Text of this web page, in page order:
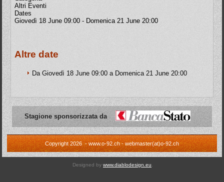
Altri Eventi
Dates
Giovedì 18 June 09:00 - Domenica 21 June 20:00
Altre date
Da Giovedì 18 June 09:00 a Domenica 21 June 20:00
Stagione sponsorizzata da
Copyright 2026 - www.o-92.ch - webmaster(at)o-92.ch
Designed by www.diablodesign.eu